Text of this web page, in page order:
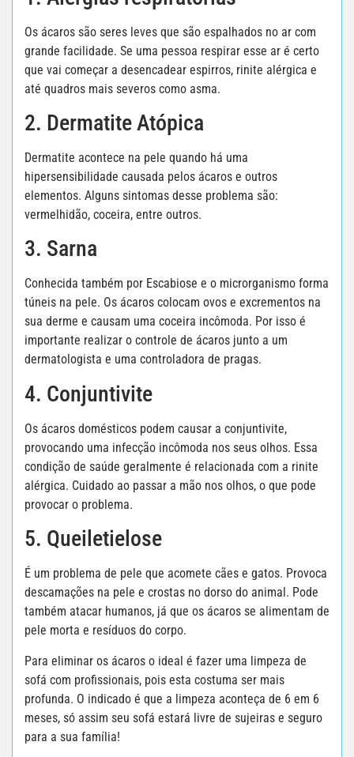
Os ácaros são seres leves que são espalhados no ar com
grande facilidade. Se uma pessoa respirar esse ar é certo
que vai começar a desencadear espirros, rinite alérgica e
até quadros mais severos como asma.
2. Dermatite Atópica
Dermatite acontece na pele quando há uma
hipersensibilidade causada pelos ácaros e outros
elementos. Alguns sintomas desse problema são:
vermelhidão, coceira, entre outros.
3. Sarna
Conhecida também por Escabiose e o microrganismo forma
túneis na pele. Os ácaros colocam ovos e excrementos na
sua derme e causam uma coceira incômoda. Por isso é
importante realizar o controle de ácaros junto a um
dermatologista e uma controladora de pragas.
4. Conjuntivite
Os ácaros domésticos podem causar a conjuntivite,
provocando uma infecção incômoda nos seus olhos. Essa
condição de saúde geralmente é relacionada com a rinite
alérgica. Cuidado ao passar a mão nos olhos, o que pode
provocar o problema.
5. Queiletielose
É um problema de pele que acomete cães e gatos. Provoca
descamações na pele e crostas no dorso do animal. Pode
também atacar humanos, já que os ácaros se alimentam de
pele morta e resíduos do corpo.
Para eliminar os ácaros o ideal é fazer uma limpeza de
sofá com profissionais, pois esta costuma ser mais
profunda. O indicado é que a limpeza aconteça de 6 em 6
meses, só assim seu sofá estará livre de sujeiras e seguro
para a sua família!